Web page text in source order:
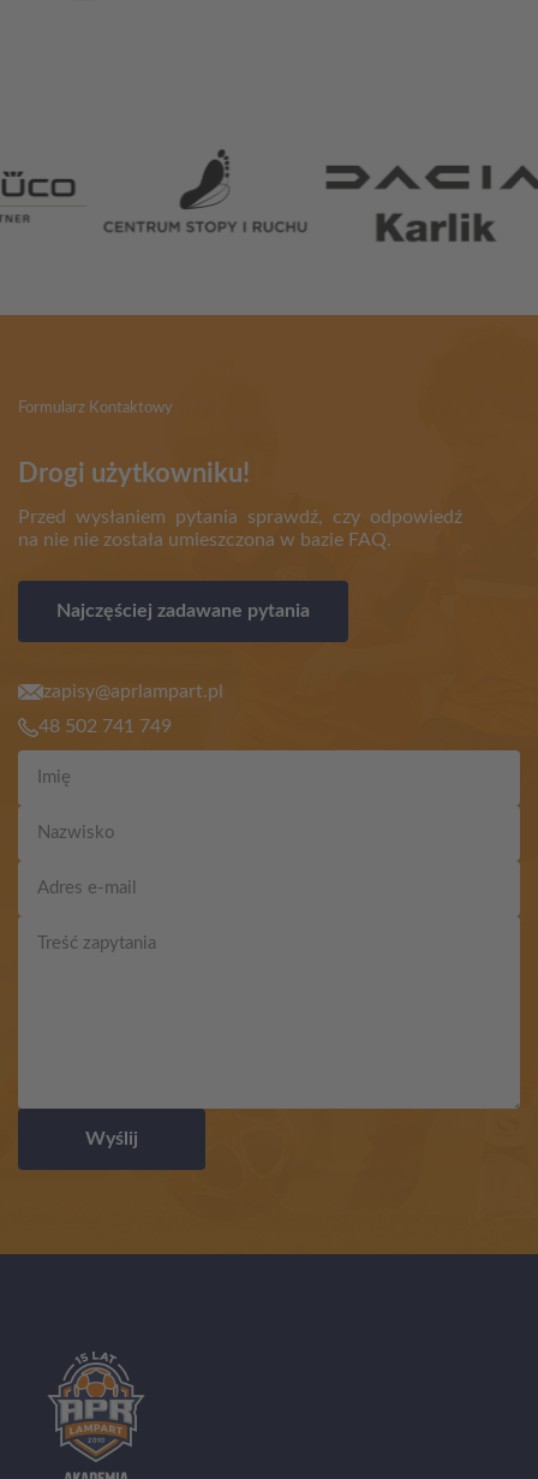
Formularz Kontaktowy
Drogi użytkowniku!
Przed wysłaniem pytania sprawdź, czy odpowiedź
na nie nie została umieszczona w bazie FAQ.
Najczęściej zadawane pytania
zapisy@aprlampart.pl
48 502 741 749
Wyślij